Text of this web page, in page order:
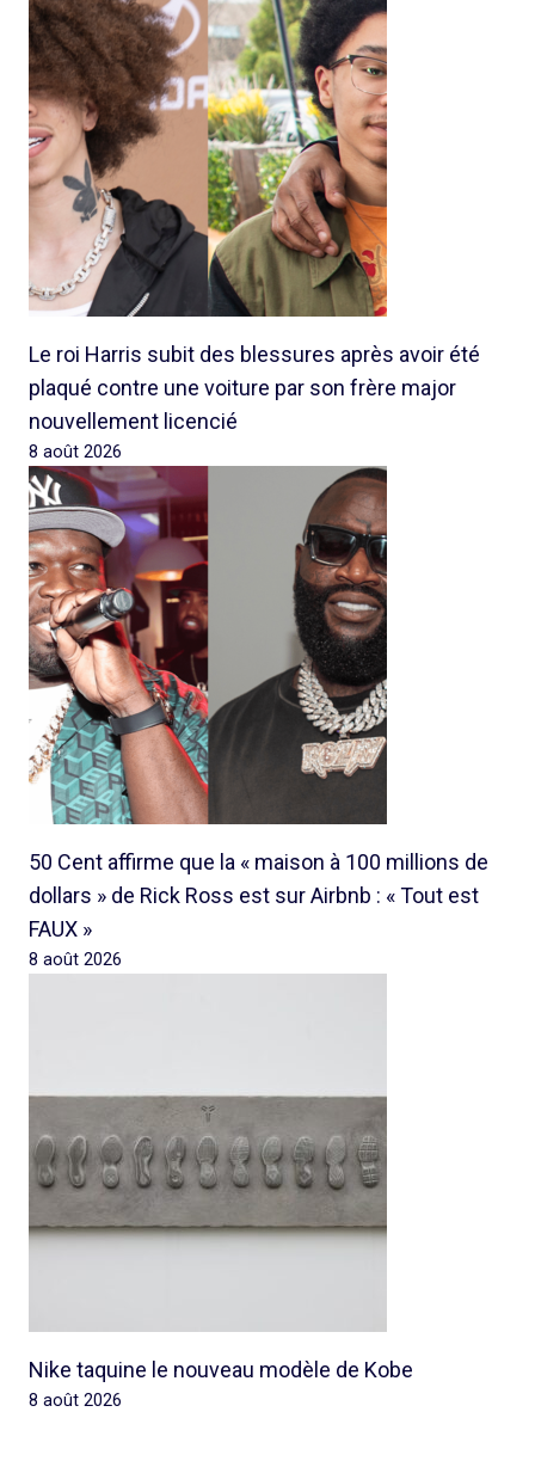
Le roi Harris subit des blessures après avoir été
plaqué contre une voiture par son frère major
nouvellement licencié
8 août 2026
50 Cent affirme que la « maison à 100 millions de
dollars » de Rick Ross est sur Airbnb : « Tout est
FAUX »
8 août 2026
Nike taquine le nouveau modèle de Kobe
8 août 2026